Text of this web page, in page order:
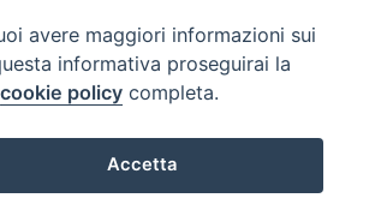
avere maggiori informazioni sui
informativa proseguirai la
cookie policy completa.
Accetta